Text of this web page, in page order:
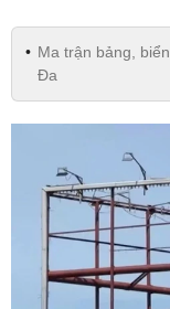
Ma trận bảng,
Đa